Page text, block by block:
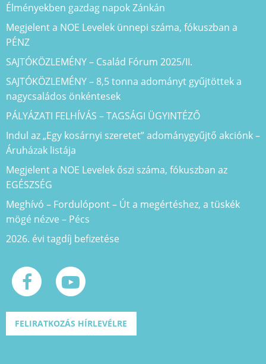
Élményekben gazdag napok Zánkán
Megjelent a NOE Levelek ünnepi száma, fókuszban a
PÉNZ
SAJTÓKÖZLEMÉNY – Család Fórum 2025/II.
SAJTÓKÖZLEMÉNY – 8,5 tonna adományt gyűjtöttek a
nagycsaládos önkéntesek
PÁLYÁZATI FELHÍVÁS – TAGSÁGI ÜGYINTÉZŐ
Indul az „Egy kosárnyi szeretet” adománygyűjtő akciónk –
Áruházak listája
Megjelent a NOE Levelek őszi száma, fókuszban az
EGÉSZSÉG
Meghívó – Fordulópont – Út a megértéshez, a tüskék
mögé nézve – Pécs
2026. évi tagdíj befizetése
FELIRATKOZÁS HÍRLEVÉLRE